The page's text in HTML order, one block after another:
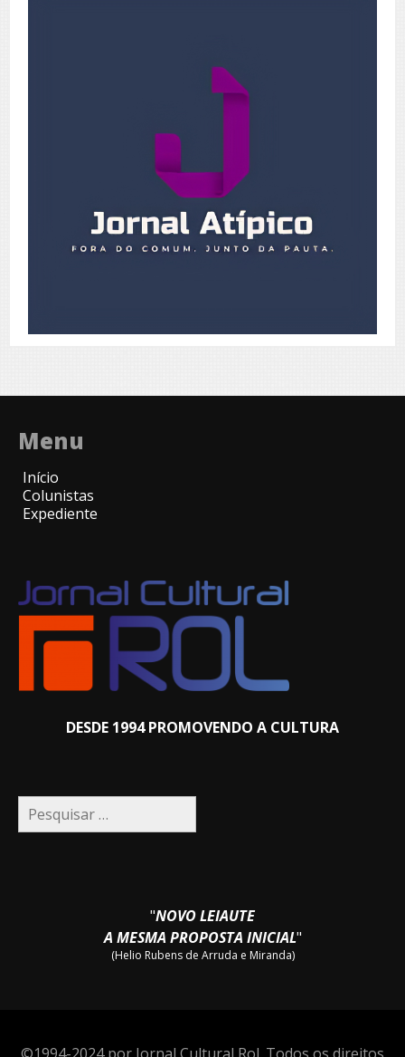
Menu
Início
Colunistas
Expediente
DESDE 1994 PROMOVENDO A CULTURA
Pesquisar
por:
"NOVO LEIAUTE
A MESMA PROPOSTA INICIAL"
(Helio Rubens de Arruda e Miranda)